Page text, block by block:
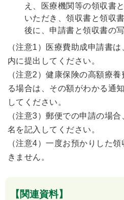
え、医療機関等の領収書
いただき、領収書と領収
後に、申請書と領収書の
（注意1）医療費助成申請書
内に提出してください。
（注意2）健康保険の高額療
る場合は、その額がわかる通
してください。
（注意3）郵便での申請の場
名を記入してください。
（注意4）一度お預かりした
きません。
【関連資料】